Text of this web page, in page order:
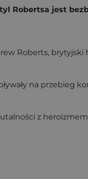
Robertsa jest
Roberts,
na przebieg
z